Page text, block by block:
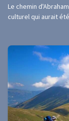
Le chemin
culturel qui aurait